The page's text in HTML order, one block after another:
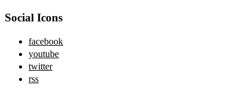
Social Icons
facebook
youtube
twitter
rss